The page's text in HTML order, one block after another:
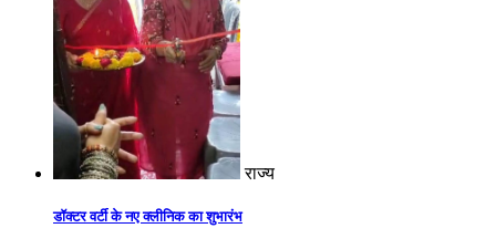
राज्य
डॉक्टर वर्टी के नए क्लीनिक का शुभारंभ